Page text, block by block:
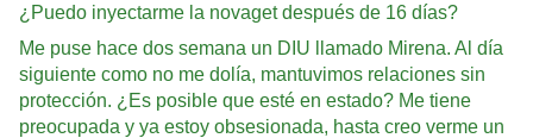
¿Puedo inyectarme la novaget después de 16 días?
Me puse hace dos semana un DIU llamado Mirena. Al día
siguiente como no me dolía, mantuvimos relaciones sin
protección. ¿Es posible que esté en estado? Me tiene
preocupada y ya estoy obsesionada, hasta creo verme un